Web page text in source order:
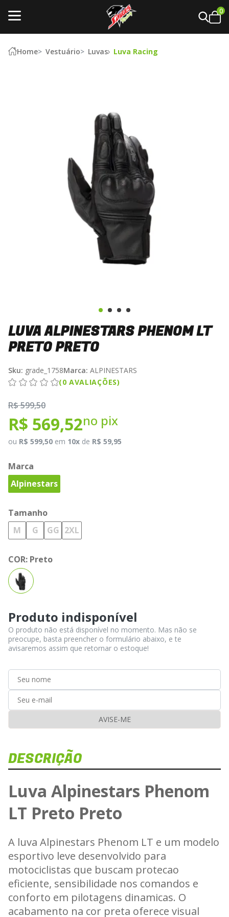
0
Home Vestuário Luvas Luva Racing
LUVA ALPINESTARS PHENOM LT
PRETO PRETO
Sku: grade_1758Marca: ALPINESTARS
(0 AVALIAÇÕES)
R$ 599,50
R$ 569,52no pix
ou R$ 599,50 em 10x de R$ 59,95
Marca
Alpinestars
Tamanho
M
G GG 2XL
COR: Preto
Produto indisponível
O produto não está disponível no momento. Mas não se
preocupe, basta preencher o formulário abaixo, e te
avisaremos assim que retornar o estoque!
AVISE-ME
DESCRIÇÃO
Luva Alpinestars Phenom
LT Preto Preto
A luva Alpinestars Phenom LT e um modelo
esportivo leve desenvolvido para
motociclistas que buscam protecao
eficiente, sensibilidade nos comandos e
conforto em pilotagens dinamicas. O
acabamento na cor preta oferece visual